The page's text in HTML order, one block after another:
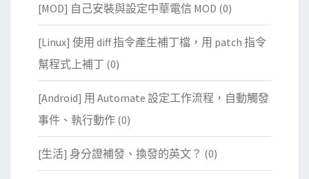
[MOD] 自己安裝與設定中華電信 MOD (0)
[Linux] 使用 diff 指令產生補丁檔，用 patch 指令
幫程式上補丁 (0)
[Android] 用 Automate 設定工作流程，自動觸發
事件、執行動作 (0)
[生活] 身分證補發、換發的英文？ (0)